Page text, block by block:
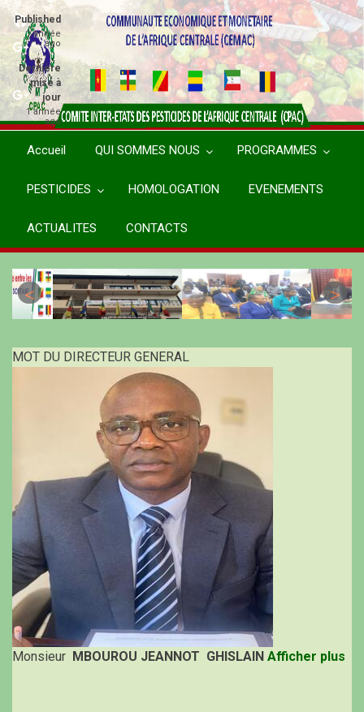
Aller
contenu
principal
Accueil QUI SOMMES NOUS PROGRAMMES
PESTICIDES HOMOLOGATION EVENEMENTS
ACTUALITES CONTACTS
MOT DU DIRECTEUR GENERAL
Monsieur MBOUROU JEANNOT GHISLAIN Afficher plus
Published
1 année
ago
Dernière
mise à
jour
1 année
ago